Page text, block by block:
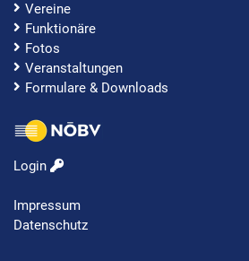
Vereine
Funktionäre
Fotos
Veranstaltungen
Formulare & Downloads
Login
Impressum
Datenschutz